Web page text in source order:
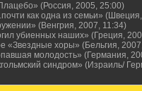
(Россия, 2005, 25:00)
как одна из семьи»
(Венгрия, 2007, 11:34)
убиенных наших» (Греция,
«Звездные хоры» (Бельгия,
молодость» (Германия,
синдром» (Израиль/